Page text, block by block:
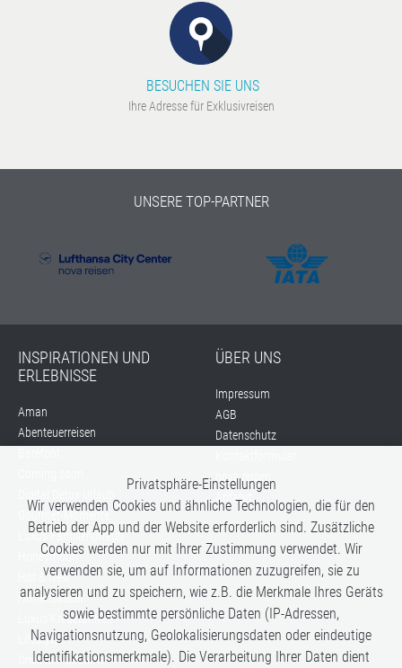
BESUCHEN SIE UNS
Ihre Adresse für Exklusivreisen
UNSERE TOP-PARTNER
INSPIRATIONEN UND
ERLEBNISSE
Aman
Abenteuerreisen
Gourmet-Momente
Luxus Familienurlaub
Honeymoon
Hot & New
Hüttenzauber
Luxus Kreuzfahrten
Lifestyle
Once in a Lifetime
ÜBER UNS
Impressum
AGB
Datenschutz
nova reisen
Anfahrt
Privatsphäre-Einstellungen
Wir verwenden Cookies und ähnliche Technologien, die für den
Betrieb der App und der Website erforderlich sind. Zusätzliche
Cookies werden nur mit Ihrer Zustimmung verwendet. Wir
verwenden sie, um auf Informationen zuzugreifen, sie zu
analysieren und zu speichern, wie z.B. die Merkmale Ihres Geräts
sowie bestimmte persönliche Daten (IP-Adressen,
Navigationsnutzung, Geolokalisierungsdaten oder eindeutige
Identifikationsmerkmale). Die Verarbeitung Ihrer Daten dient